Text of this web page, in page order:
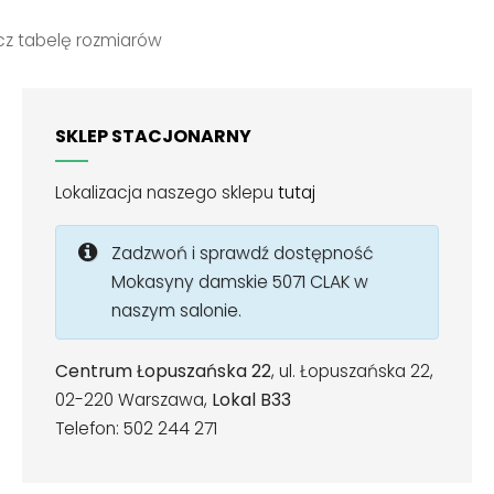
tabelę rozmiarów
SKLEP STACJONARNY
Lokalizacja naszego sklepu tutaj
Zadzwoń i sprawdź dostępność
Mokasyny damskie 5071 CLAK w
naszym salonie.
Centrum Łopuszańska 22, ul. Łopuszańska 22,
02-220 Warszawa, Lokal B33
Telefon: 502 244 271